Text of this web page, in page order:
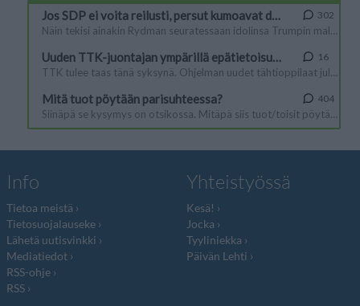
Info
Tietoa meistä
Tietosuojalauseke
Lähetä uutisvinkki
Mediatiedot
RSS-ohje
RSS
Yhteistyössä
Kesä!
Jocka
Tyyliniekka
Päivän Lehti